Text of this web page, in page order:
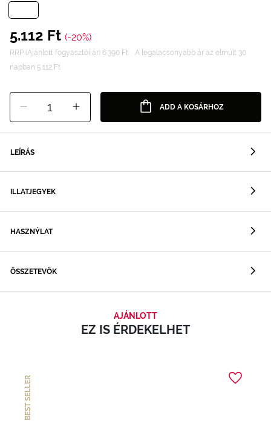
5.112 Ft (-20%)
RRP (Ajánlott fogyasztói ár) 6.390 Ft
A legalacsonyabb ár az elmúlt 30
napban 5.112 Ft
1 ADD A KOSÁRHOZ
LEÍRÁS
ILLATJEGYEK
HASZNÝLAT
ÖSSZETEVŐK
AJÁNLOTT
EZ IS ÉRDEKELHET
BEST SELLER